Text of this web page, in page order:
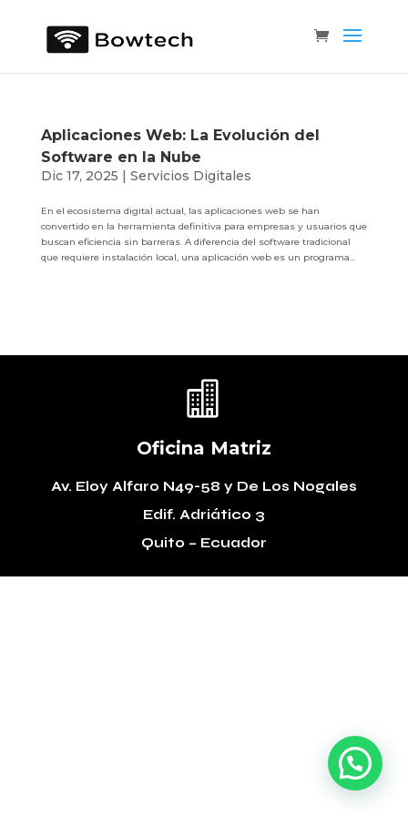
Aplicaciones Web: La Evolución del
Software en la Nube
Dic 17, 2025 | Servicios Digitales
En el ecosistema digital actual, las aplicaciones web se han
convertido en la herramienta definitiva para empresas y usuarios que
buscan eficiencia sin barreras. A diferencia del software tradicional
que requiere instalación local, una aplicación web es un programa...

Oficina Matriz
Av. Eloy Alfaro N49-58 y De Los Nogales
Edif. Adriático 3
Quito – Ecuador